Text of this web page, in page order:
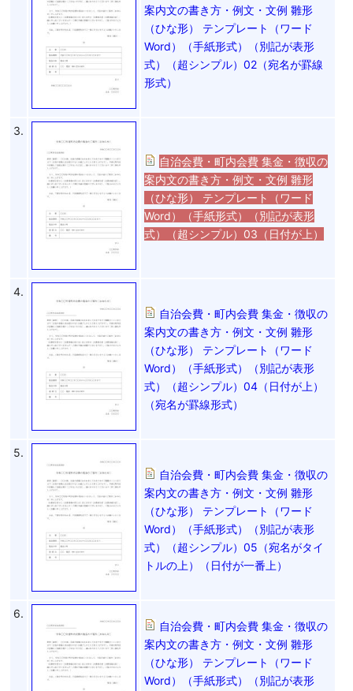
案内文の書き方・例文・文例 雛形
（ひな形） テンプレート（ワード
Word）（手紙形式）（別記が表形
式）（超シンプル）02（宛名が罫線
形式）
3.
自治会費・町内会費 集金・徴収の
案内文の書き方・例文・文例 雛形
（ひな形） テンプレート（ワード
Word）（手紙形式）（別記が表形
式）（超シンプル）03（日付が上）
4.
自治会費・町内会費 集金・徴収の
案内文の書き方・例文・文例 雛形
（ひな形） テンプレート（ワード
Word）（手紙形式）（別記が表形
式）（超シンプル）04（日付が上）
（宛名が罫線形式）
5.
自治会費・町内会費 集金・徴収の
案内文の書き方・例文・文例 雛形
（ひな形） テンプレート（ワード
Word）（手紙形式）（別記が表形
式）（超シンプル）05（宛名がタイ
トルの上）（日付が一番上）
6.
自治会費・町内会費 集金・徴収の
案内文の書き方・例文・文例 雛形
（ひな形） テンプレート（ワード
Word）（手紙形式）（別記が表形